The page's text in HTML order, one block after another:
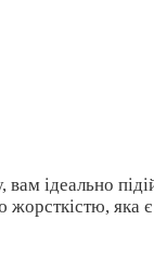
ідеально
яка